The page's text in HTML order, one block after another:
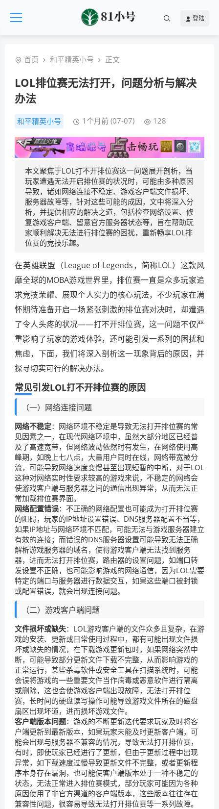
登陆
首页 和平精英小号 正文
LOL排位赛无法打开，问题分析与解决
办法
和平精英小号 1个月前 (07-07) 128
本文聚焦于LOL打不开排位赛这一问题展开剖析，当
玩家遭遇无法开启排位赛的状况时，可能由多种原因
导致，诸如网络连接不稳定、游戏客户端文件损坏、
服务器故障等，针对这些可能的成因，文中将深入分
析，并提供相应的解决之道，包括检查网络设置、修
复游戏客户端、留意官方服务器状态等，旨在帮助玩
家顺利解决无法进行排位赛的困扰，重新畅享LOL排
位赛的竞技乐趣。
在英雄联盟（League of Legends，简称LOL）这款风
靡全球的MOBA游戏世界里，排位赛一直是众多玩家追
求竞技荣耀、展现个人实力的核心玩法，不少玩家在满
怀期待准备开启一场紧张刺激的排位赛对决时，却遭遇
了令人头疼的状况——打不开排位赛，这一问题不仅严
重影响了玩家的游戏体验，还可能引发一系列的困扰和
焦虑，下面，我们将深入剖析这一现象背后的原因，并
探寻切实可行的解决办法。
常见引发LOL打不开排位赛的原因
（一）网络连接问题
网络不稳定：网络环境不稳定是导致无法打开排位赛的常
见因素之一，在现代网络环境中，虽然大部分地区已经普
及了高速宽带，但网络波动依然时有发生，在网络使用高
峰期，如晚上七八点，大量用户同时在线，网络带宽被分
流，可能导致网络速度变慢甚至出现短暂的中断，对于LOL
这种对网络实时性要求较高的游戏来说，不稳定的网络会
使游戏客户端与服务器之间的通信出现异常，从而无法正
常加载排位赛界面。
网络配置错误：不正确的网络配置也可能成为打开排位赛
的阻碍，玩家的IP地址设置错误、DNS服务器配置不当等，
如果IP地址与网络环境不匹配，可能无法与游戏服务器建立
有效的连接；而错误的DNS服务器设置可能导致无法正确
解析游戏服务器的域名，使得游戏客户端无法找到服务
器，进而无法打开排位赛，路由器的设置问题，如端口转
发设置不正确，也可能影响游戏的网络通信，因为LOL需要
特定的端口与服务器进行数据交互，如果这些端口被封锁
或配置错误，就会出现连接问题。
（二）游戏客户端问题
文件损坏或缺失：LOL游戏客户端的文件众多且复杂，在游
戏的安装、更新或日常使用过程中，都有可能出现文件损
坏或缺失的情况，在下载游戏更新包时，如果网络突然中
断，可能导致部分更新文件下载不完整，从而影响游戏的
正常运行，某些杀毒软件或安全工具在扫描系统时，可能
会误将游戏的一些重要文件当作病毒或恶意软件进行隔离
或删除，这也会使游戏客户端出现故障，无法打开排位
赛，长时间的硬盘读写操作可能导致游戏文件所在的磁盘
扇区出现坏道，进而损坏游戏文件。
客户端版本问题：游戏的不断更新迭代要求玩家及时将客
户端更新到最新版本，如果玩家未能及时更新客户端，可
能会出现与服务器不兼容的情况，导致无法打开排位赛，
有时，即使玩家已经进行了更新，但由于更新过程中出现
异常，如下载速度过慢导致更新文件不完整，或者更新程
序本身存在漏洞，也可能使客户端版本处于一种不稳定的
状态，无法正常进入排位赛模式，部分玩家可能因为各种
原因使用了非官方渠道的客户端版本，这些版本往往存在
兼容性问题，很容易导致无法打开排位赛等一系列故障。